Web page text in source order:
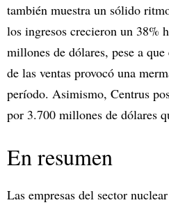
también muestra un sólido
los ingresos crecieron un 38%
millones de dólares, pese a
de las ventas provocó una
período. Asimismo, Centrus
por 3.700 millones de dólares
En resumen
Las empresas del sector